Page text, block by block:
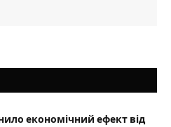
економічний ефект від